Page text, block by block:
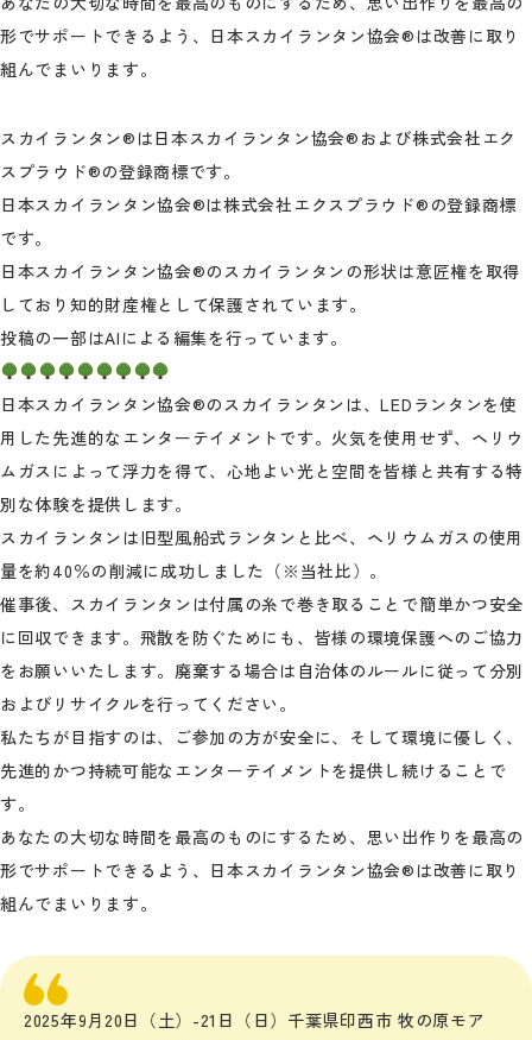
形でサポートできるよう、日本スカイランタン協会®は改善に取り
組んでまいります。
スカイランタン®は日本スカイランタン協会®および株式会社エク
スプラウド®の登録商標です。
日本スカイランタン協会®は株式会社エクスプラウド®の登録商標
です。
日本スカイランタン協会®のスカイランタンの形状は意匠権を取得
しており知的財産権として保護されています。
投稿の一部はAIによる編集を行っています。
日本スカイランタン協会®のスカイランタンは、LEDランタンを使
用した先進的なエンターテイメントです。火気を使用せず、ヘリウ
ムガスによって浮力を得て、心地よい光と空間を皆様と共有する特
別な体験を提供します。
スカイランタンは旧型風船式ランタンと比べ、ヘリウムガスの使用
量を約40％の削減に成功しました（※当社比）。
催事後、スカイランタンは付属の糸で巻き取ることで簡単かつ安全
に回収できます。飛散を防ぐためにも、皆様の環境保護へのご協力
をお願いいたします。廃棄する場合は自治体のルールに従って分別
およびリサイクルを行ってください。
私たちが目指すのは、ご参加の方が安全に、そして環境に優しく、
先進的かつ持続可能なエンターテイメントを提供し続けることで
す。
あなたの大切な時間を最高のものにするため、思い出作りを最高の
形でサポートできるよう、日本スカイランタン協会®は改善に取り
組んでまいります。
2025年9月20日（土）-21日（日）千葉県印西市 牧の原モア